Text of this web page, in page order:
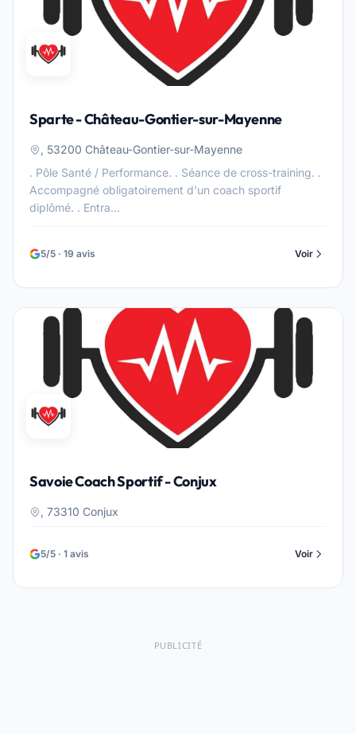
Sparte - Château-Gontier-sur-Mayenne
, 53200 Château-Gontier-sur-Mayenne
. Pôle Santé / Performance. . Séance de cross-training. .
Accompagné obligatoirement d'un coach sportif
diplômé. . Entra...
5/5 · 19 avis Voir
Savoie Coach Sportif - Conjux
, 73310 Conjux
5/5 · 1 avis Voir
PUBLICITÉ